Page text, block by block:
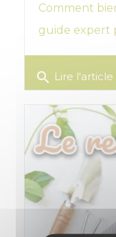
Comment
guide expert
search Lire l'article